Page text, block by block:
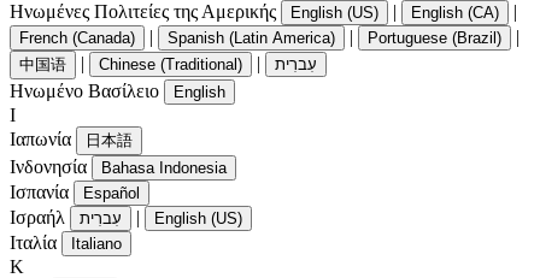
Ηνωμένες Πολιτείες της Αμερικής
English (US) | English (CA) |
French (Canada) | Spanish (Latin America) | Portuguese (Brazil) |
中国语 | Chinese (Traditional) | עִברִית
Ηνωμένο Βασίλειο English
Ι
Ιαπωνία
日本語
Ινδονησία Bahasa Indonesia
Ισπανία Español
Ισραήλ עִברִית | English (US)
Ιταλία Italiano
Κ